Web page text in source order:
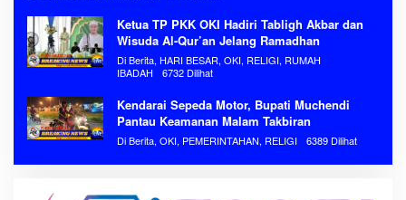
Ketua TP PKK OKI Hadiri Tabligh Akbar dan
Wisuda Al-Qur’an Jelang Ramadhan
Di Berita, HARI BESAR, OKI, RELIGI, RUMAH
IBADAH
6732 Dilihat
Kendarai Sepeda Motor, Bupati Muchendi
Pantau Keamanan Malam Takbiran
Di Berita, OKI, PEMERINTAHAN, RELIGI 6389 Dilihat